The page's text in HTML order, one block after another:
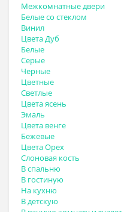
Межкомнатные двери
Белые со стеклом
Винил
Цвета Дуб
Белые
Серые
Черные
Цветные
Светлые
Цвета ясень
Эмаль
Цвета венге
Бежевые
Цвета Орех
Слоновая кость
В спальню
В гостиную
На кухню
В детскую